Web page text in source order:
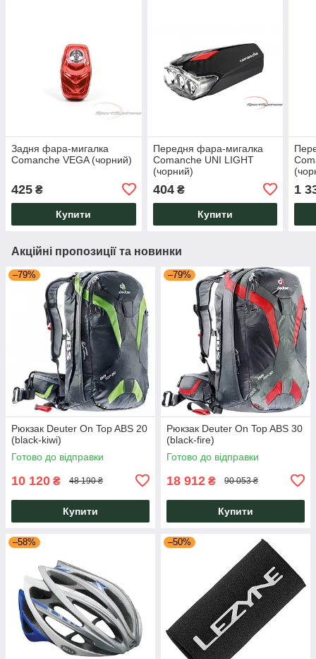
Задня фара-мигалка
Comanche VEGA (чорний)
425 ₴
Купити
Передня фара-мигалка
Comanche UNI LIGHT
(чорний)
404₴
Купити
1
Акційні пропозиції та новинки
–79%
Рюкзак Deuter On Top ABS 20
(black-kiwi)
Готово до відправки
10 120 ₴ 48 190 ₴
Купити
–79%
Рюкзак Deuter On Top ABS 30
(black-fire)
Готово до відправки
18 912 ₴ 90 053 ₴
Купити
–58% –50%